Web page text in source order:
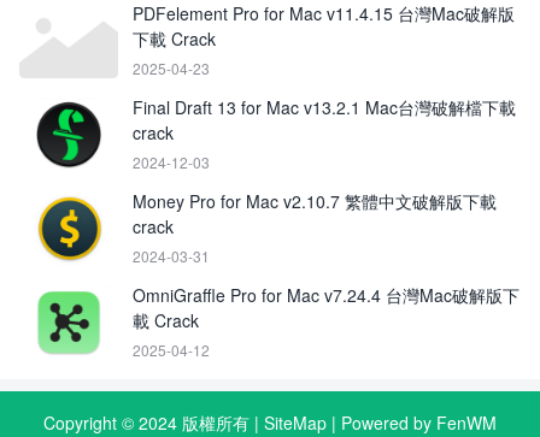
PDFelement Pro for Mac v11.4.15 台灣Mac破解版
下載 Crack
2025-04-23
Final Draft 13 for Mac v13.2.1 Mac台灣破解檔下載
crack
2024-12-03
Money Pro for Mac v2.10.7 繁體中文破解版下載
crack
2024-03-31
OmniGraffle Pro for Mac v7.24.4 台灣Mac破解版下
載 Crack
2025-04-12
Copyright © 2024 版權所有 | SiteMap | Powered by FenWM